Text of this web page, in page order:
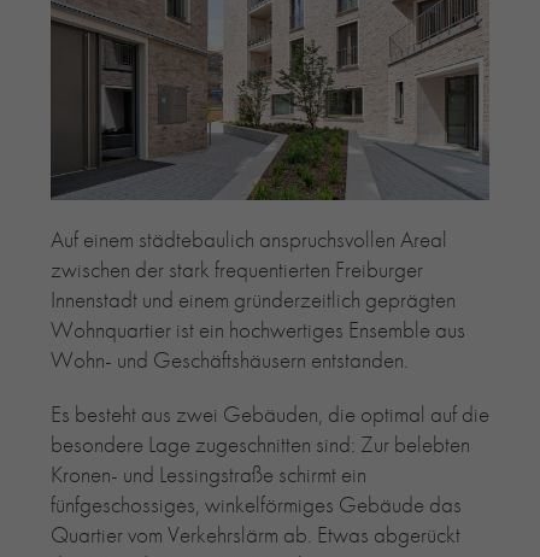
RECYCLING-ZIEGEL
RE-USE-ZIEGEL
GLASUR-ZIEGEL
RE-USE-MÖRTEL
FASSADENPLANUNG (SCHWEIZ)
PRIVATKUNDEN
BLOG
Auf einem städtebaulich anspruchsvollen Areal
zwischen der stark frequentierten Freiburger
Innenstadt und einem gründerzeitlich geprägten
Wohnquartier ist ein hochwertiges Ensemble aus
Wohn- und Geschäftshäusern entstanden.
Es besteht aus zwei Gebäuden, die optimal auf die
besondere Lage zugeschnitten sind: Zur belebten
Kronen- und Lessingstraße schirmt ein
fünfgeschossiges, winkelförmiges Gebäude das
Quartier vom Verkehrslärm ab. Etwas abgerückt